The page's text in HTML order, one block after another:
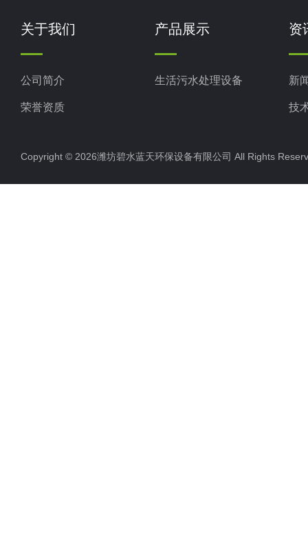
关于我们
公司简介
荣誉资质
产品展示
生活污水处理设备
资
新
技
Copyright © 2026潍坊碧水蓝天环保设备有限公司 All Rights